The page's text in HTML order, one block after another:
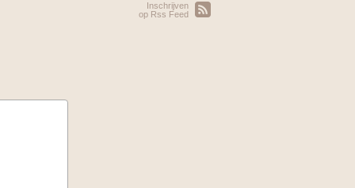
Inschrijven
op Rss Feed